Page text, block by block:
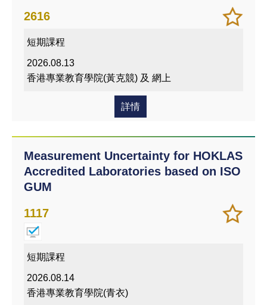
加
入/
儲存
課程
2616
短期課程
2026.08.13
香港專業教育學院(黃克競) 及 網上
詳情
Measurement Uncertainty for HOKLAS
Accredited Laboratories based on ISO
GUM
加
入/
儲存
課程
1117
短期課程
2026.08.14
香港專業教育學院(青衣)